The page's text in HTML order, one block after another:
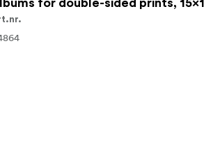
for double-sided prints,